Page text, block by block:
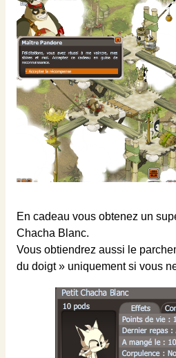
En cadeau vous obtenez un
Chacha Blanc.
Vous obtiendrez aussi le
du doigt » uniquement si vous